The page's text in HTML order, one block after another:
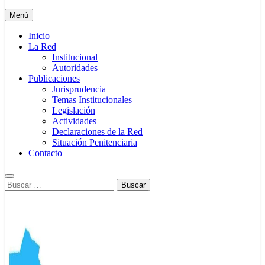
Menú
Inicio
La Red
Institucional
Autoridades
Publicaciones
Jurisprudencia
Temas Institucionales
Legislación
Actividades
Declaraciones de la Red
Situación Penitenciaria
Contacto
Buscar: